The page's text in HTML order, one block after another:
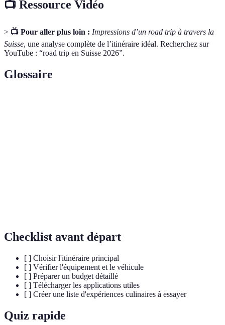
📺 Ressource Vidéo
> 📺 Pour aller plus loin : Impressions d’un road trip à travers la
Suisse, une analyse complète de l’itinéraire idéal. Recherchez sur
YouTube : “road trip en Suisse 2026”.
Glossaire
Checklist avant départ
[ ] Choisir l'itinéraire principal
[ ] Vérifier l'équipement et le véhicule
[ ] Préparer un budget détaillé
[ ] Télécharger les applications utiles
[ ] Créer une liste d'expériences culinaires à essayer
Quiz rapide